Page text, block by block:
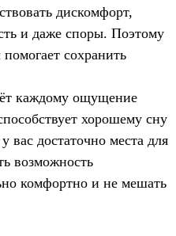
дискомфорт,
и даже споры. Поэтому
сохранить
каждому ощущение
хорошему сну
достаточно места для
возможность
комфортно и не мешать